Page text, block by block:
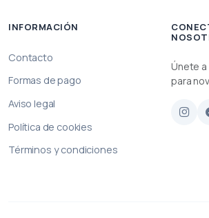
INFORMACIÓN
Contacto
Formas de pago
Aviso legal
Política de cookies
Términos y condiciones
Únete
para